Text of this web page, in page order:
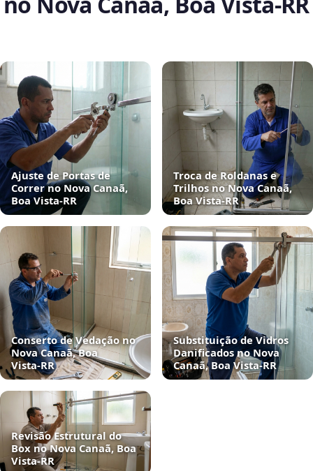
Ajuste de Portas de
Correr no Nova Canaã,
Boa Vista‑RR
Troca de Roldanas e
Trilhos no Nova Canaã,
Boa Vista‑RR
Conserto de Vedação no
Nova Canaã, Boa
Vista‑RR
Substituição de Vidros
Danificados no Nova
Canaã, Boa Vista‑RR
Revisão Estrutural do
Box no Nova Canaã, Boa
Vista‑RR